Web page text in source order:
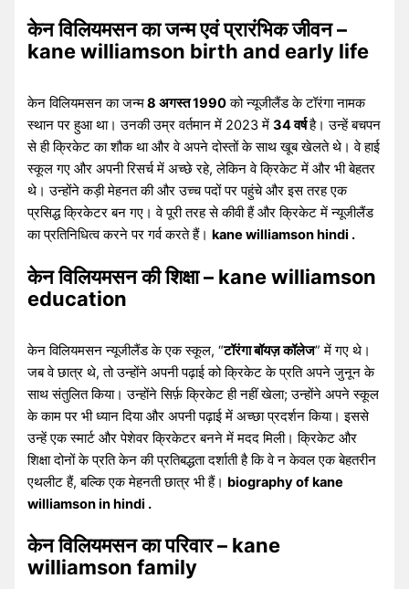
केन विलियमसन का जन्म एवं प्रारंभिक जीवन –
kane williamson birth and early life
केन विलियमसन का जन्म8 अगस्त 1990को न्यूजीलैंड के टॉरंगा नामक
स्थान पर हुआ था। उनकी उम्र वर्तमान में 2023 में34 वर्षहै। उन्हें बचपन
से ही क्रिकेट का शौक था और वे अपने दोस्तों के साथ खूब खेलते थे। वे हाई
स्कूल गए और अपनी रिसर्च में अच्छे रहे, लेकिन वे क्रिकेट में और भी बेहतर
थे। उन्होंने कड़ी मेहनत की और उच्च पदों पर पहुंचे और इस तरह एक
प्रसिद्ध क्रिकेटर बन गए। वे पूरी तरह से कीवी हैं और क्रिकेट में न्यूजीलैंड
का प्रतिनिधित्व करने पर गर्व करते हैं।kane williamson hindi .
केन विलियमसन की शिक्षा – kane williamson
education
केन विलियमसन न्यूजीलैंड के एक स्कूल, “टॉरंगा बॉयज़ कॉलेज” में गए थे।
जब वे छात्र थे, तो उन्होंने अपनी पढ़ाई को क्रिकेट के प्रति अपने जुनून के
साथ संतुलित किया। उन्होंने सिर्फ़ क्रिकेट ही नहीं खेला; उन्होंने अपने स्कूल
के काम पर भी ध्यान दिया और अपनी पढ़ाई में अच्छा प्रदर्शन किया। इससे
उन्हें एक स्मार्ट और पेशेवर क्रिकेटर बनने में मदद मिली। क्रिकेट और
शिक्षा दोनों के प्रति केन की प्रतिबद्धता दर्शाती है कि वे न केवल एक बेहतरीन
एथलीट हैं, बल्कि एक मेहनती छात्र भी हैं। biography of kane
williamson in hindi .
केन विलियमसन का परिवार – kane
williamson family